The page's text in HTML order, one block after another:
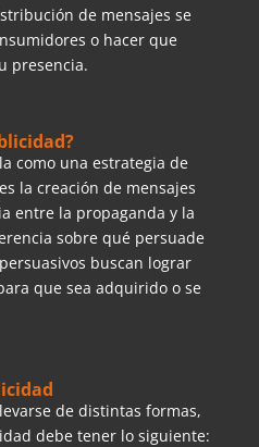
de mensajes se
o hacer que
presencia.
como una estrategia de
la creación de mensajes
entre la propaganda y la
sobre qué persuade
buscan lograr
que sea adquirido o se
de distintas formas,
debe tener lo siguiente: